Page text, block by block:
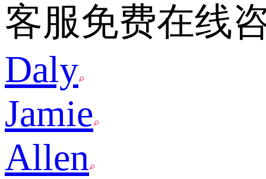
客服免费在线
Daly
Jamie
Allen